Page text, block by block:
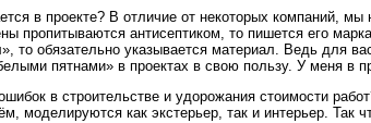
в проекте? В отличие от некоторых компаний,
пропитываются антисептиком, то пишется его
то обязательно указывается материал. Ведь для
пятнами» в проектах в свою пользу. У меня в
в строительстве и удорожания стоимости
моделируются как экстерьер, так и интерьер. Так